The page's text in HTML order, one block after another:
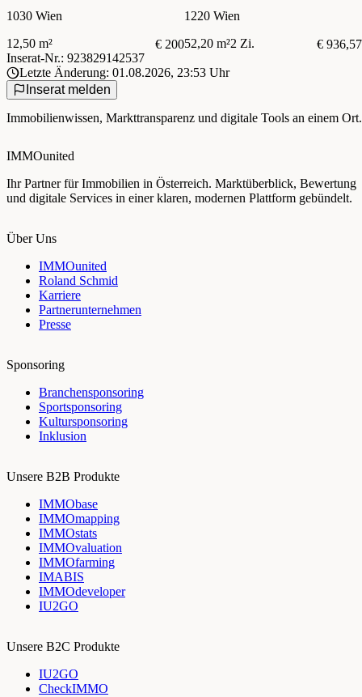
1030 Wien
12,50 m²
€ 200
1220 Wien
52,20 m²2 Zi.
€ 936,57
Inserat-Nr.: 923829142537
Letzte Änderung: 01.08.2026, 23:53 Uhr
Inserat melden
Immobilienwissen, Markttransparenz und digitale Tools an einem Ort.
IMMOunited
Ihr Partner für Immobilien in Österreich. Marktüberblick, Bewertung
und digitale Services in einer klaren, modernen Plattform gebündelt.
Über Uns
IMMOunited
Roland Schmid
Karriere
Partnerunternehmen
Presse
Sponsoring
Branchensponsoring
Sportsponsoring
Kultursponsoring
Inklusion
Unsere B2B Produkte
IMMObase
IMMOmapping
IMMOstats
IMMOvaluation
IMMOfarming
IMABIS
IMMOdeveloper
IU2GO
Unsere B2C Produkte
IU2GO
CheckIMMO